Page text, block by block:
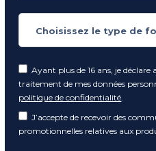
Ayant plus de 16 ans, je
traitement de mes données
politique de confidentialité
J’accepte de recevoir des
promotionnelles relatives aux